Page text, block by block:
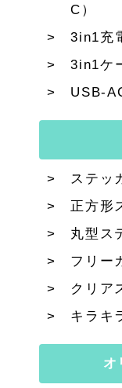
C）
3in1充
3in1ケ
USB-
ステッ
正方形
丸型ス
フリー
クリア
キラキ
オ